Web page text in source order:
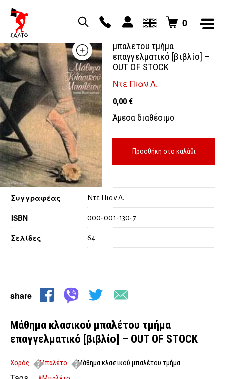
0
μπαλέτου τμήμα
επαγγελματικό [βιβλίο] –
OUT OF STOCK
Ντε Πιαν Λ.
0,00 €
Άμεσα διαθέσιμο
Προσθήκη στο καλάθι
Συγγραφέας Ντε Πιαν Λ.
ISBN 000-001-130-7
Σελίδες 64
share
Μάθημα κλασικού μπαλέτου τμήμα
επαγγελματικό [βιβλίο] – OUT OF STOCK
Χορός Μπαλέτο
Μάθημα κλασικού μπαλέτου τμήμα
επαγγελματικό [βιβλίο] – OUT OF STOCK